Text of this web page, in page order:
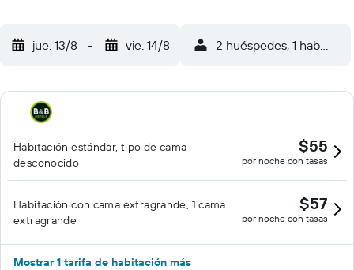
jue. 13/8 - vie. 14/8 2 huéspedes, 1
Habitación estándar, tipo de cama
desconocido
$55
por noche con tasas
Habitación con cama extragrande, 1 cama
extragrande
$57
por noche con tasas
Mostrar 1 tarifa de habitación más